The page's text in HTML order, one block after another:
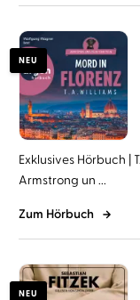
NEU
Exklusives Hörbuch |
Armstrong un ...
Zum Hörbuch
NEU